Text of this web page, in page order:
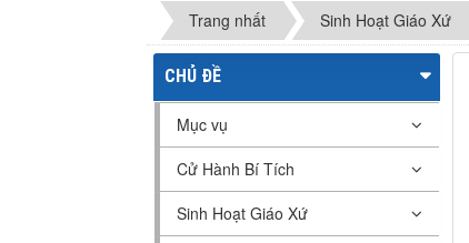
Trang nhất Sinh Hoạt Giáo Xứ
CHỦ ĐỀ
Mục vụ
Cử Hành Bí Tích
Sinh Hoạt Giáo Xứ